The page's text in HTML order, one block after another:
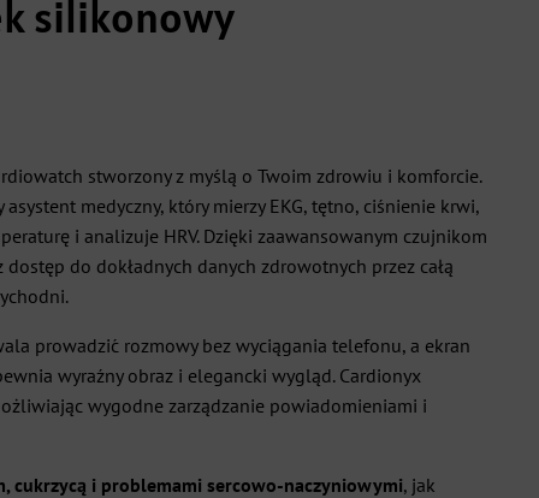
silikonowy
stworzony z myślą o Twoim zdrowiu i komforcie.
medyczny, który mierzy EKG, tętno, ciśnienie krwi,
i analizuje HRV. Dzięki zaawansowanym czujnikom
do dokładnych danych zdrowotnych przez całą
prowadzić rozmowy bez wyciągania telefonu, a ekran
wyraźny obraz i elegancki wygląd. Cardionyx
wygodne zarządzanie powiadomieniami i
cukrzycą i problemami sercowo-naczyniowymi, jak